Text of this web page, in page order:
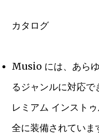
カタログ
Musio には、あら
るジャンルに対応
レミアム インスト
全に装備されていま